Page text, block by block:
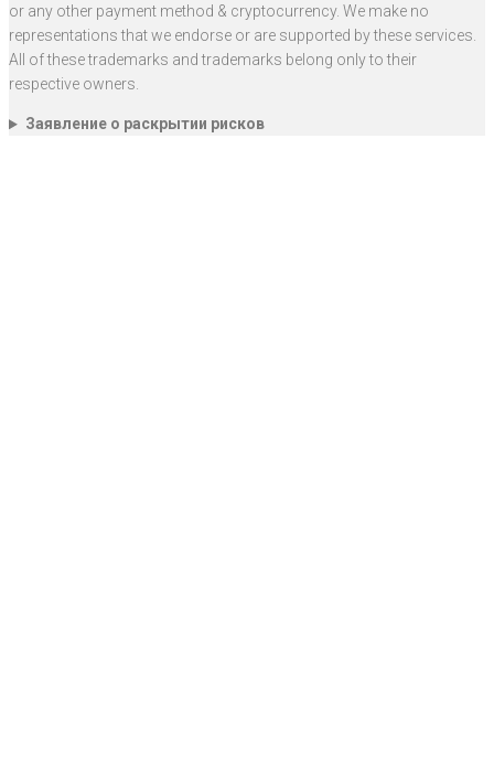
or any other payment method & cryptocurrency. We make no
representations that we endorse or are supported by these services.
All of these trademarks and trademarks belong only to their
respective owners.
Заявление о раскрытии рисков